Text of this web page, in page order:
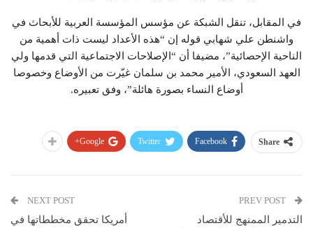
في المقابل، تنقل الشبكة عن مؤسس المؤسسة العربية للأبحاث في
واشنطن علي شهابي قوله إن “هذه الأعداد ليست ذات أهمية من
الناحية الإحصائية”، مضيفا أن “الإصلاحات الاجتماعية التي قدمها ولي
العهد السعودي، الأمير محمد بن سلمان غيّرت من الأوضاع وخصوصا
أوضاع النساء بصورة هائلة”، وفق تعبيره.
Share
Facebook
Twitter
Google+
التدمير الممنهج للأقتصاد
NEXT POST
أمريكا تحقق مخططاتها في